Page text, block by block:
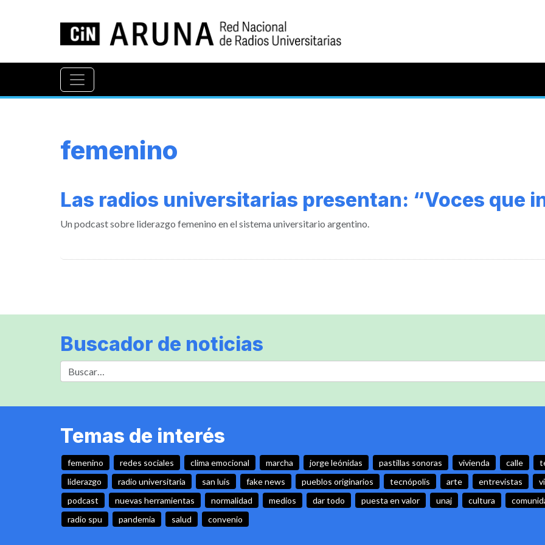
femenino
Las radios universitarias presentan: “Voces que
Un podcast sobre liderazgo femenino en el sistema universitario argentino.
Buscador de noticias
Temas de interés
femenino redes sociales clima emocional marcha jorge leónidas pastillas sonoras vivienda calle
liderazgo
radio universitaria san luis fake news pueblos originarios tecnópolis arte entrevistas
podcast
nuevas herramientas normalidad medios dar todo puesta en valor unaj cultura
radio spu
pandemia salud convenio